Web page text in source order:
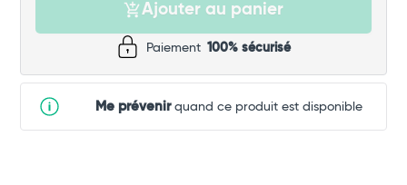
Ajouter au panier
Paiement 100% sécurisé
Me prévenirquand ce produit est disponible